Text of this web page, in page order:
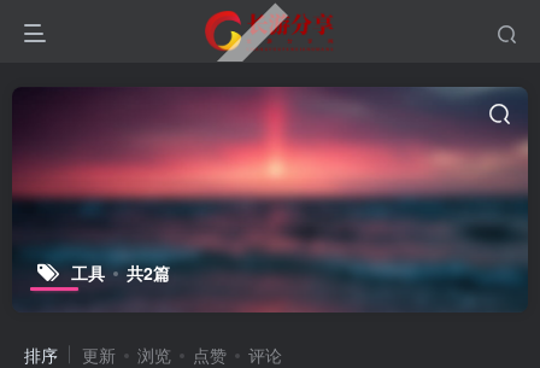
工具 共2篇
排序 更新 浏览 点赞 评论